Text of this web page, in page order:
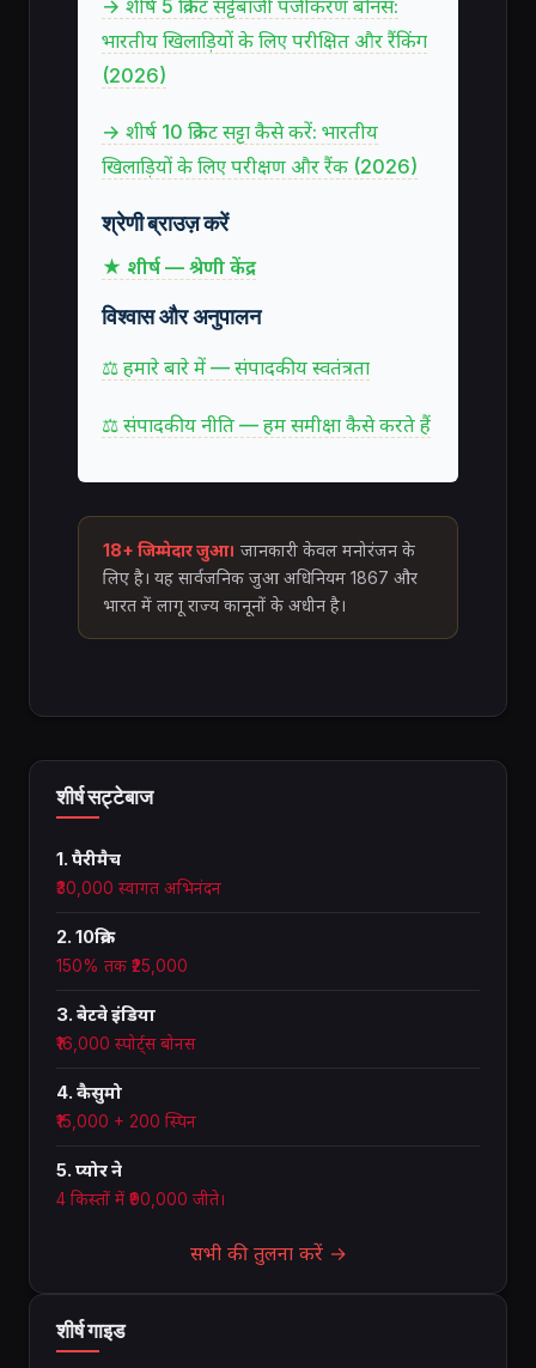
→ शीर्ष 5 क्रिकेट सट्टेबाजी पंजीकरण बोनस:
भारतीय खिलाड़ियों के लिए परीक्षित और रैंकिंग
(2026)
→ शीर्ष 10 क्रिकेट सट्टा कैसे करें: भारतीय
खिलाड़ियों के लिए परीक्षण और रैंक (2026)
श्रेणी ब्राउज़ करें
★ शीर्ष — श्रेणी केंद्र
विश्वास और अनुपालन
⚖ हमारे बारे में — संपादकीय स्वतंत्रता
⚖ संपादकीय नीति — हम समीक्षा कैसे करते हैं
18+ जिम्मेदार जुआ। जानकारी केवल मनोरंजन के
लिए है। यह सार्वजनिक जुआ अधिनियम 1867 और
भारत में लागू राज्य कानूनों के अधीन है।
शीर्ष सट्टेबाज
1. पैरीमैच
₹30,000 स्वागत अभिनंदन
2. 10क्रिक
150% तक ₹25,000
3. बेटवे इंडिया
₹16,000 स्पोर्ट्स बोनस
4. कैसुमो
₹15,000 + 200 स्पिन
5. प्योर ने
4 किस्तों में ₹90,000 जीते।
सभी की तुलना करें →
शीर्ष गाइड